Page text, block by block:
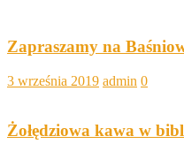
Zapraszamy na
3 września 2019 admin 0
Żołędziowa kawa w